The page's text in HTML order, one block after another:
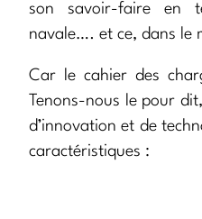
son savoir-faire en
navale…. et ce, dans le
Car le cahier des
Tenons-nous le pour
d’innovation et de
caractéristiques :